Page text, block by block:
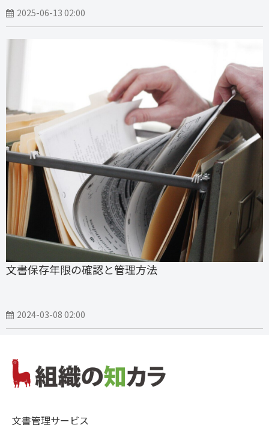
2025-06-13 02:00
文書保存年限の確認と管理方法
2024-03-08 02:00
文書管理サービス